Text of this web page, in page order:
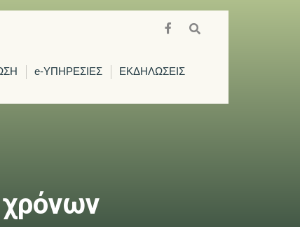
e-ΥΠΗΡΕΣΙΕΣ ΕΚΔΗΛΩΣΕΙΣ
χρόνων